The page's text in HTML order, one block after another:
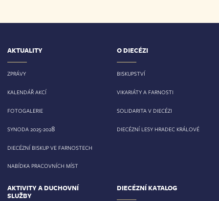
AKTUALITY
ZPRÁVY
KALENDÁŘ AKCÍ
FOTOGALERIE
SYNODA 2025-2028
DIECÉZNÍ BISKUP VE FARNOSTECH
NABÍDKA PRACOVNÍCH MÍST
O DIECÉZI
BISKUPSTVÍ
VIKARIÁTY A FARNOSTI
SOLIDARITA V DIECÉZI
DIECÉZNÍ LESY HRADEC KRÁLOVÉ
AKTIVITY A DUCHOVNÍ
SLUŽBY
DIECÉZNÍ KATALOG